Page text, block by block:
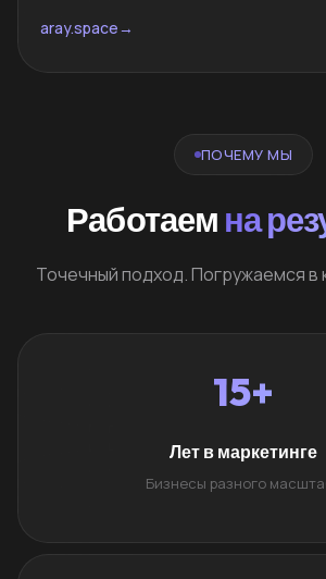
aray.space→
ПОЧЕМУ МЫ
Работаем на
Точечный подход. Погружаемся в
15+
Лет в маркетинге
Бизнесы разного